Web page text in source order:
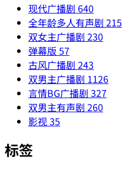
现代广播剧 640
全年龄多人有声剧 215
双女主广播剧 230
弹幕版 57
古风广播剧 243
双男主广播剧 1126
言情BG广播剧 327
双男主有声剧 260
影视35
标签